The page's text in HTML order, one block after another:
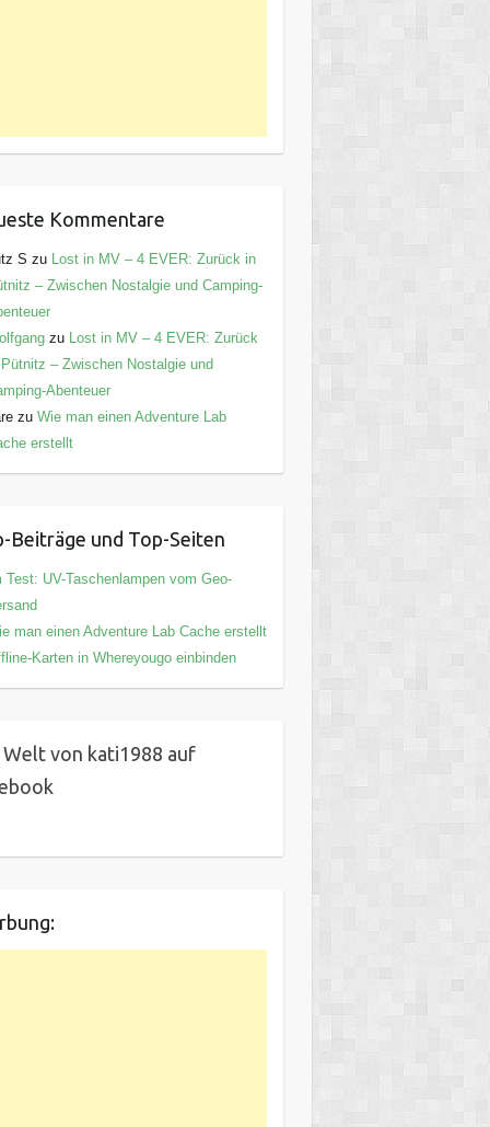
Kommentare
S zu
Lost in MV – 4 EVER: Zurück in
– Zwischen Nostalgie und Camping-
zu
Lost in MV – 4 EVER: Zurück
– Zwischen Nostalgie und
Abenteuer
zu Wie man einen Adventure Lab
erstellt
Beiträge und Top-Seiten
Test: UV-Taschenlampen vom Geo-
man einen Adventure Lab Cache erstellt
Karten in Whereyougo einbinden
Welt von kati1988 auf